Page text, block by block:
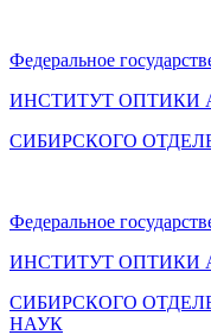
Федеральное
ИНСТИТУТ ОПТИКИ
СИБИРСКОГО
Федеральное
ИНСТИТУТ ОПТИКИ
СИБИРСКОГО
НАУК